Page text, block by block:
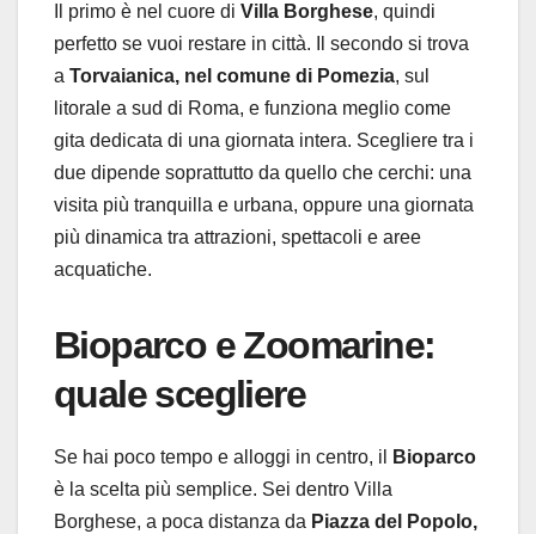
Il primo è nel cuore di Villa Borghese, quindi
perfetto se vuoi restare in città. Il secondo si trova
a Torvaianica, nel comune di Pomezia, sul
litorale a sud di Roma, e funziona meglio come
gita dedicata di una giornata intera. Scegliere tra i
due dipende soprattutto da quello che cerchi: una
visita più tranquilla e urbana, oppure una giornata
più dinamica tra attrazioni, spettacoli e aree
acquatiche.
Bioparco e Zoomarine:
quale scegliere
Se hai poco tempo e alloggi in centro, il
Bioparco
è la scelta più semplice. Sei dentro Villa
Borghese, a poca distanza da Piazza del Popolo,